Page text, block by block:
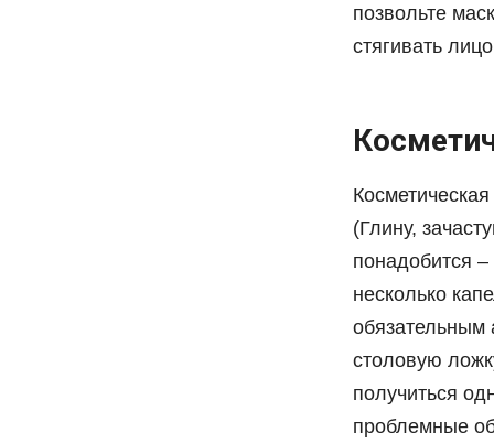
позвольте
стягивать
(Глину,
понадобится
несколько
обязательным
столовую
получиться
проблемные